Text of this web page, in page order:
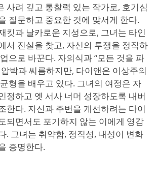
사려 깊고 통찰력 있는 작가로, 호기심
질문하고 중요한 것에 맞서게 한다.
킷과 날카로운 지성으로, 그녀는 타인
서 진실을 찾고, 자신의 투쟁을 정직하
으로 바꾼다. 자의식과 “모든 것을 파
박과 씨름하지만, 다이앤은 이상주의
형을 배우고 있다. 그녀의 여정은 자
정하고 옛 서사 너머 성장하도록 내버
한다. 자신과 주변을 개선하려는 다이
되면서도 포기하지 않는 이에게 영감
. 그녀는 취약함, 정직성, 내성이 변화
증명한다.